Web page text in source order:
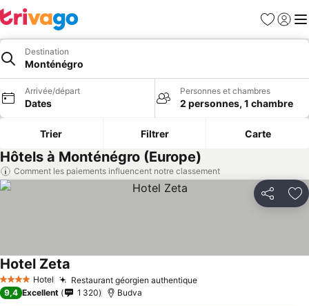
Favoris
Se
Destination
Monténégro
Arrivée/départ
Dates
Personnes et chambres
2 personnes, 1 chambre
Trier Filtrer Carte
Hôtels à Monténégro (Europe)
Comment les paiements influencent notre classement
Partager
4 Étoiles Hotel Restaurant géorgien authentique
Hotel Zeta
9,4 Excellent 1 320 Budva